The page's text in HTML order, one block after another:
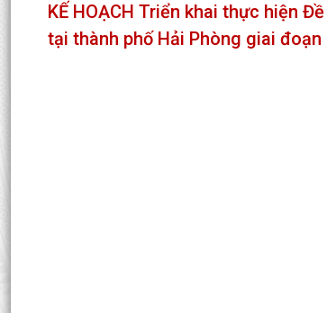
KẾ HOẠCH Triển khai thực hiện
tại thành phố Hải Phòng giai